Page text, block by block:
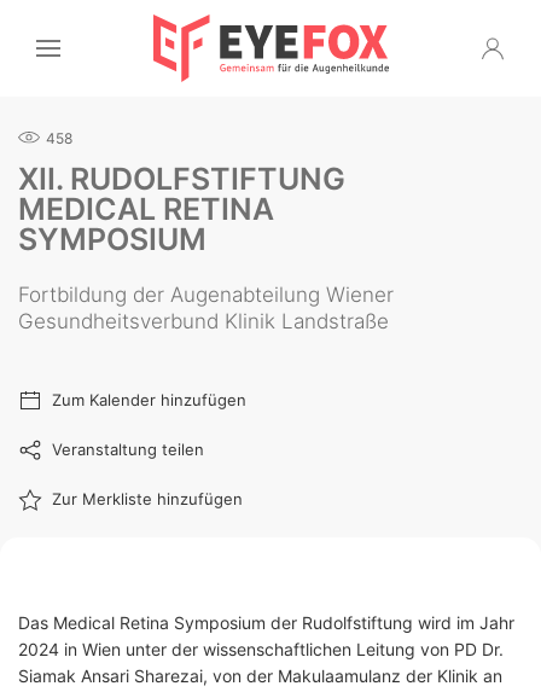
458
XII. RUDOLFSTIFTUNG
MEDICAL RETINA
SYMPOSIUM
Fortbildung der Augenabteilung Wiener
Gesundheitsverbund Klinik Landstraße
Zum Kalender hinzufügen
Veranstaltung teilen
Zur Merkliste hinzufügen
Das Medical Retina Symposium der Rudolfstiftung wird im Jahr
2024 in Wien unter der wissenschaftlichen Leitung von PD Dr.
Siamak Ansari Sharezai, von der Makulaamulanz der Klinik an